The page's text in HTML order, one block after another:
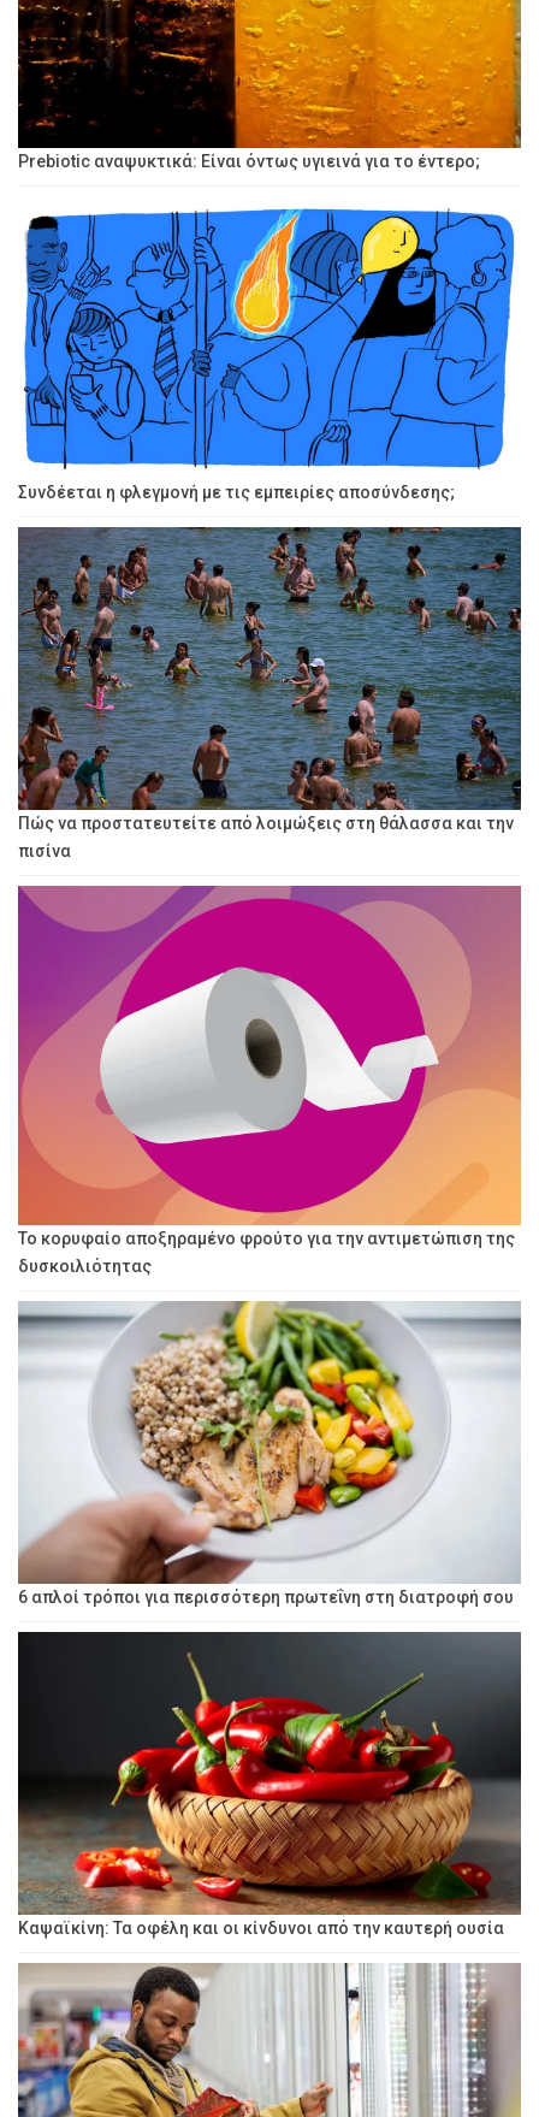
Prebiotic αναψυκτικά: Είναι όντως υγιεινά για το έντερο;
Συνδέεται η φλεγμονή με τις εμπειρίες αποσύνδεσης;
Πώς να προστατευτείτε από λοιμώξεις στη θάλασσα και την
πισίνα
Το κορυφαίο αποξηραμένο φρούτο για την αντιμετώπιση της
δυσκοιλιότητας
6 απλοί τρόποι για περισσότερη πρωτεΐνη στη διατροφή σου
Καψαϊκίνη: Τα οφέλη και οι κίνδυνοι από την καυτερή ουσία